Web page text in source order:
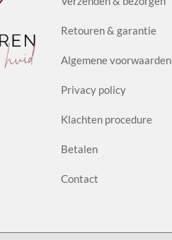
Retouren & garantie
Algemene voorwaarden
Privacy policy
Klachten procedure
Betalen
Contact